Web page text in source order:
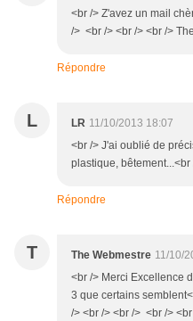
<br /> Z'avez un mail
/> <br /> <br /> <br />
Répondre
L LR 11/10/2013 18:07
<br /> J'ai oublié de
plastique, bêtement...<br
Répondre
T The Webmestre 11/10/
<br /> Merci Excellence
3 que certains
/> <br /> <br /> <br />